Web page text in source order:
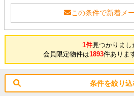
この条件で新着メ
1件見つかりまし
会員限定物件は1893件ありま
条件を絞り込